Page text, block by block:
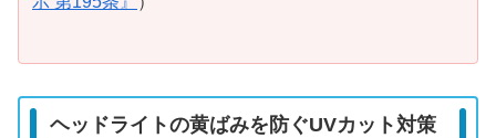
ヘッドライトの黄ばみを防ぐUVカット対策